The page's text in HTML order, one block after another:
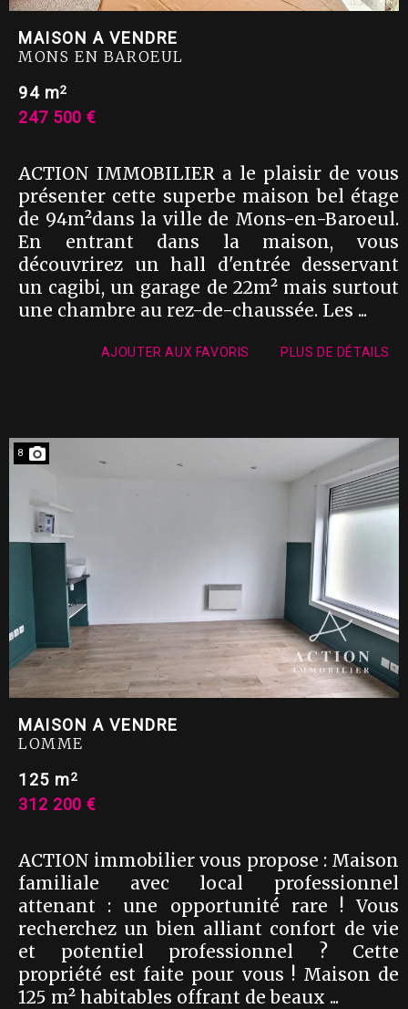
MAISON A VENDRE
MONS EN BAROEUL
94 m2
247 500 €
ACTION IMMOBILIER a le plaisir de vous
présenter cette superbe maison bel étage
de 94m²dans la ville de Mons-en-Baroeul.
En entrant dans la maison, vous
découvrirez un hall d'entrée desservant
un cagibi, un garage de 22m² mais surtout
une chambre au rez-de-chaussée. Les ...
AJOUTER AUX FAVORIS PLUS DE DÉTAILS
8
MAISON A VENDRE
LOMME
125 m2
312 200 €
ACTION immobilier vous propose : Maison
familiale avec local professionnel
attenant : une opportunité rare ! Vous
recherchez un bien alliant confort de vie
et potentiel professionnel ? Cette
propriété est faite pour vous ! Maison de
125 m² habitables offrant de beaux ...